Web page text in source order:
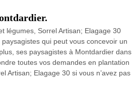
légumes, Sorrel Artisan; Elagage 30
qui peut vous concevoir un
ses paysagistes à Montdardier dans
toutes vos demandes en plantation
Artisan; Elagage 30 si vous n’avez pas